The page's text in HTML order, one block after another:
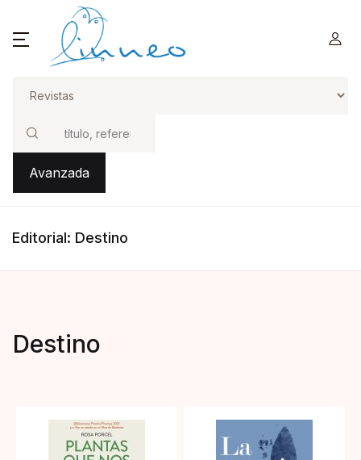
Buscar
Avanzada
Editorial: Destino
Destino